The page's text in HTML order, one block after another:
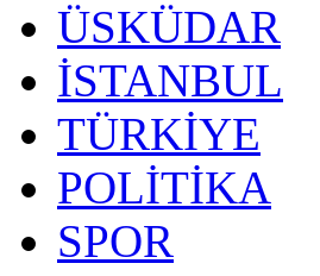
ÜSKÜDAR
İSTANBUL
TÜRKİYE
POLİTİKA
SPOR